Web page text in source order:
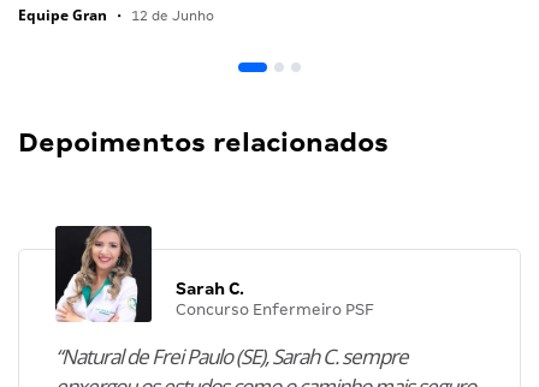
Equipe Gran • 12 de Junho
Depoimentos relacionados
Sarah C.
Concurso Enfermeiro PSF
“Natural de Frei Paulo (SE), Sarah C. sempre